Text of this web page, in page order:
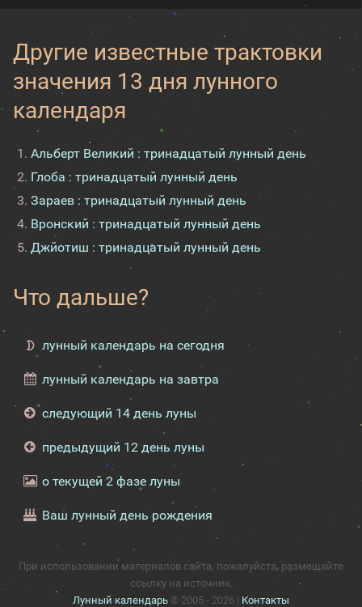
Другие известные трактовки
значения 13 дня лунного
календаря
Альберт Великий : тринадцатый лунный день
Глоба : тринадцатый лунный день
Зараев : тринадцатый лунный день
Вронский : тринадцатый лунный день
Джйотиш : тринадцатый лунный день
Что дальше?
лунный календарь на сегодня
лунный календарь на завтра
следующий 14 день луны
предыдущий 12 день луны
о текущей 2 фазе луны
Ваш лунный день рождения
При использовании материалов сайта, пожалуйста, размещайте
ссылку на источник.
Лунный календарь © 2005 - 2026 | Контакты